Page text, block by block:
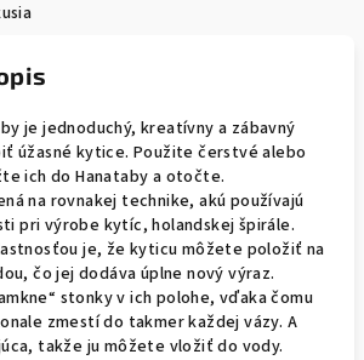
je jednoduchý, kreatívny a zábavný
úžasné kytice. Použite čerstvé alebo
ich do Hanataby a otočte.
na rovnakej technike, akú používajú
pri výrobe kytíc, holandskej špirále.
je, že kyticu môžete položiť na
čo jej dodáva úplne nový výraz.
stonky v ich polohe, vďaka čomu
zmestí do takmer každej vázy. A
takže ju môžete vložiť do vody.